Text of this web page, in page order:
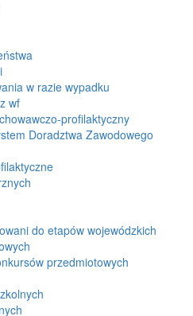
w razie wypadku
wf
profilaktyczny
Doradztwa Zawodowego
do etapów wojewódzkich
przedmiotowych